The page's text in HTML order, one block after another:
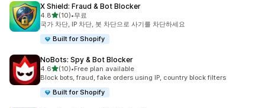
X Shield: Fraud & Bot Blocker
4.8별 5개 중
(10)
총 리뷰 10개
•무료
국가 차단, IP 차단, 봇 차단으로 사기를 차단하세요
Built for Shopify
NoBots: Spy & Bot Blocker
4.6별 5개 중
(10)
총 리뷰 10개
•Free plan available
Block bots, fraud, fake orders using IP, country block filters
Built for Shopify